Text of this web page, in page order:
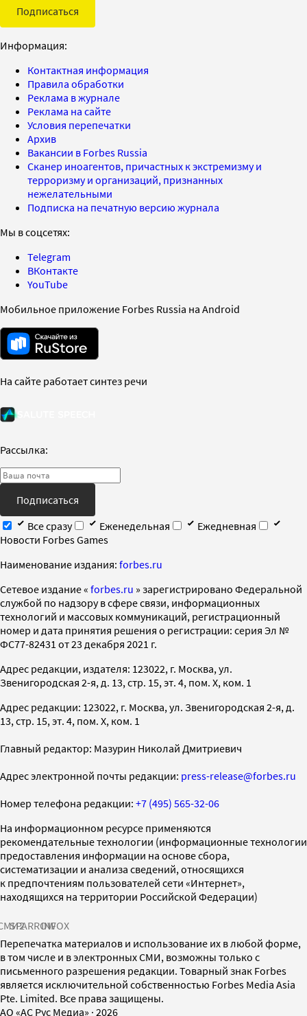
Подписаться
Информация:
Контактная информация
Правила обработки
Реклама в журнале
Реклама на сайте
Условия перепечатки
Архив
Вакансии в Forbes Russia
Сканер иноагентов, причастных к экстремизму и
терроризму и организаций, признанных
нежелательными
Подписка на печатную версию журнала
Мы в соцсетях:
Telegram
ВКонтакте
YouTube
Мобильное приложение Forbes Russia на Android
На сайте работает синтез речи
Рассылка:
Подписаться
Все сразу
Еженедельная
Ежедневная
Новости Forbes Games
Наименование издания: forbes.ru
Cетевое издание « forbes.ru » зарегистрировано Федеральной
службой по надзору в сфере связи, информационных
технологий и массовых коммуникаций, регистрационный
номер и дата принятия решения о регистрации: серия Эл №
ФС77-82431 от 23 декабря 2021 г.
Адрес редакции, издателя: 123022, г. Москва, ул.
Звенигородская 2-я, д. 13, стр. 15, эт. 4, пом. X, ком. 1
Адрес редакции: 123022, г. Москва, ул. Звенигородская 2-я, д.
13, стр. 15, эт. 4, пом. X, ком. 1
Главный редактор: Мазурин Николай Дмитриевич
Адрес электронной почты редакции: press-release@forbes.ru
Номер телефона редакции: +7 (495) 565-32-06
На информационном ресурсе применяются
рекомендательные технологии (информационные технологии
предоставления информации на основе сбора,
систематизации и анализа сведений, относящихся
к предпочтениям пользователей сети «Интернет»,
находящихся на территории Российской Федерации)
SPARROWINFOX
Перепечатка материалов и использование их в любой форме,
в том числе и в электронных СМИ, возможны только с
письменного разрешения редакции. Товарный знак Forbes
является исключительной собственностью Forbes Media Asia
Pte. Limited. Все права защищены.
AO «АС Рус Медиа» · 2026